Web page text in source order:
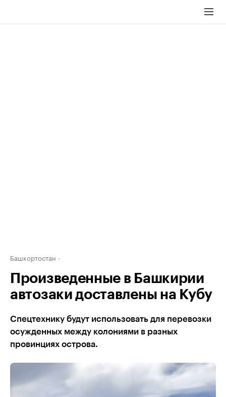
Башкортостан
Произведенные в Башкирии
автозаки доставлены на Кубу
Спецтехнику будут использовать для перевозки
осужденных между колониями в разных
провинциях острова.